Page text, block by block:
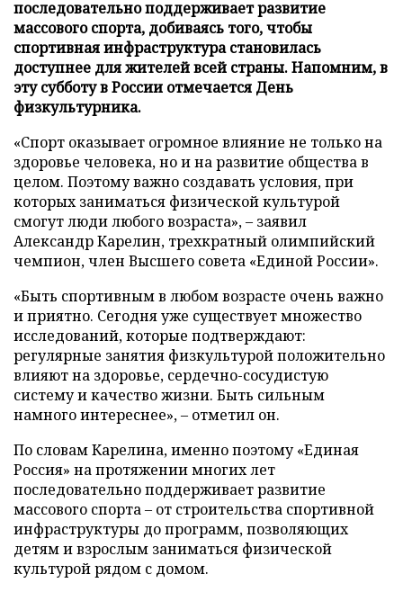
последовательно поддерживает развитие
массового спорта, добиваясь того, чтобы
спортивная инфраструктура становилась
доступнее для жителей всей страны. Напомним, в
эту субботу в России отмечается День
физкультурника.
«Спорт оказывает огромное влияние не только на
здоровье человека, но и на развитие общества в
целом. Поэтому важно создавать условия, при
которых заниматься физической культурой
смогут люди любого возраста», – заявил
Александр Карелин, трехкратный олимпийский
чемпион, член Высшего совета «Единой России».
«Быть спортивным в любом возрасте очень важно
и приятно. Сегодня уже существует множество
исследований, которые подтверждают:
регулярные занятия физкультурой положительно
влияют на здоровье, сердечно-сосудистую
систему и качество жизни. Быть сильным
намного интереснее», – отметил он.
По словам Карелина, именно поэтому «Единая
Россия» на протяжении многих лет
последовательно поддерживает развитие
массового спорта – от строительства спортивной
инфраструктуры до программ, позволяющих
детям и взрослым заниматься физической
культурой рядом с домом.